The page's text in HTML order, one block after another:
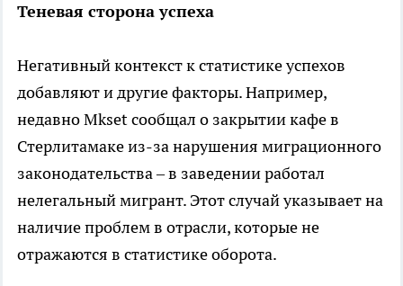
Теневая сторона успеха
Негативный контекст к статистике успехов
добавляют и другие факторы. Например,
недавно Mkset сообщал о закрытии кафе в
Стерлитамаке из-за нарушения миграционного
законодательства – в заведении работал
нелегальный мигрант. Этот случай указывает на
наличие проблем в отрасли, которые не
отражаются в статистике оборота.